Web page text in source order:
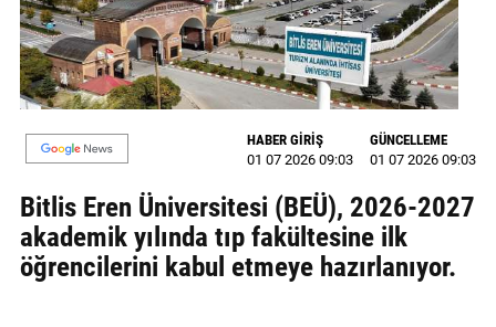
DÜNYA
MAGAZİN
GALERİ
YAZARLAR
BİZE
HABER GİRİŞ
01 07 2026 09:03
GÜNCELLEME
01 07 2026 09:03
Bitlis Eren Üniversitesi (BEÜ), 2026-2027
akademik yılında tıp fakültesine ilk
öğrencilerini kabul etmeye hazırlanıyor.